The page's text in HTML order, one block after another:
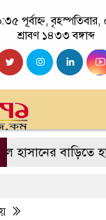
পূর্বাহ্ন,
শ্রাবণ ১৪৩৩ বঙ্গাব্দ
বাড়িতে হামলার